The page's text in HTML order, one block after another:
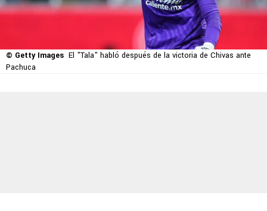
© Getty Images El "Tala" habló después de la victoria de Chivas ante
Pachuca